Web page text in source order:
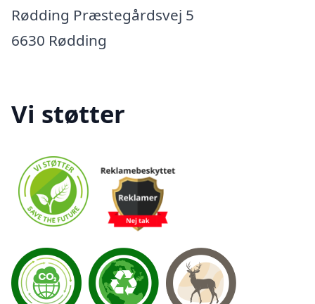
Rødding Præstegårdsvej 5
6630 Rødding
Vi støtter